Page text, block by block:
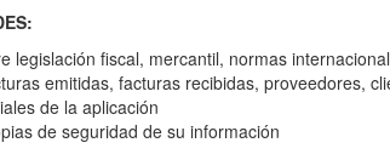
legislación fiscal, mercantil, normas
emitidas, facturas recibidas, proveedores,
de la aplicación
de seguridad de su información